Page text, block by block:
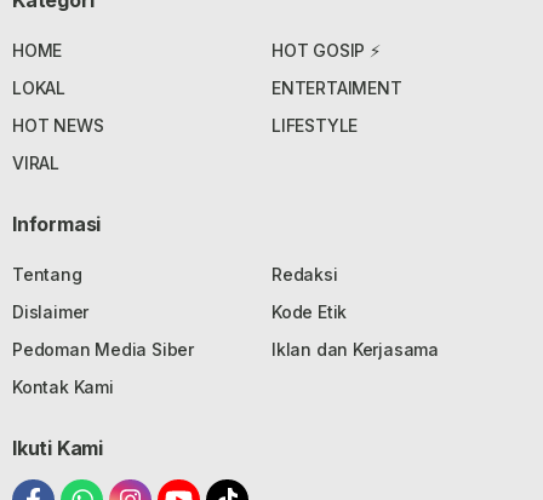
HOME
HOT GOSIP ⚡
LOKAL
ENTERTAIMENT
HOT NEWS
LIFESTYLE
VIRAL
Informasi
Tentang
Redaksi
Dislaimer
Kode Etik
Pedoman Media Siber
Iklan dan Kerjasama
Kontak Kami
Ikuti Kami